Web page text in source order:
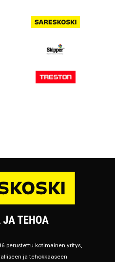
perustettu kotimainen yritys,
ja tehokkaaseen